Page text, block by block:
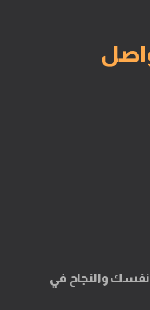
نفسك والنجاح في